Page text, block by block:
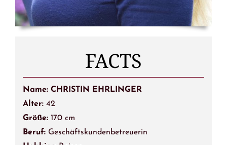
FACTS
Name: CHRISTIN EHRLINGER
Alter: 42
Größe: 170 cm
Beruf: Geschäftskundenbetreuerin